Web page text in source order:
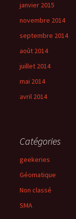
janvier 2015
novembre 2014
septembre 2014
août 2014
juillet 2014
mai 2014
avril 2014
Catégories
geekeries
Géomatique
Non classé
SMA